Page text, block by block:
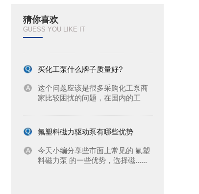
猜你喜欢
GUESS YOU LIKE IT
冠裕 耐酸碱离心泵 分为4大类，其
中常见的有自吸泵、立式泵、......
买化工泵什么牌子质量好?
这个问题应该是很多采购化工泵商
家比较困扰的问题，在国内的工
业......
氟塑料磁力驱动泵有哪些优势
今天小编分享些市面上常见的 氟塑
料磁力泵 的一些优势，选择磁......